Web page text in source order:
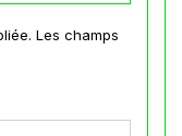
Les champs